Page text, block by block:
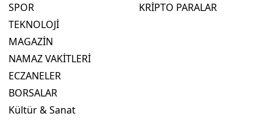
SPOR
TEKNOLOJİ
MAGAZİN
NAMAZ VAKİTLERİ
ECZANELER
BORSALAR
Kültür & Sanat
KRİPTO PARALAR